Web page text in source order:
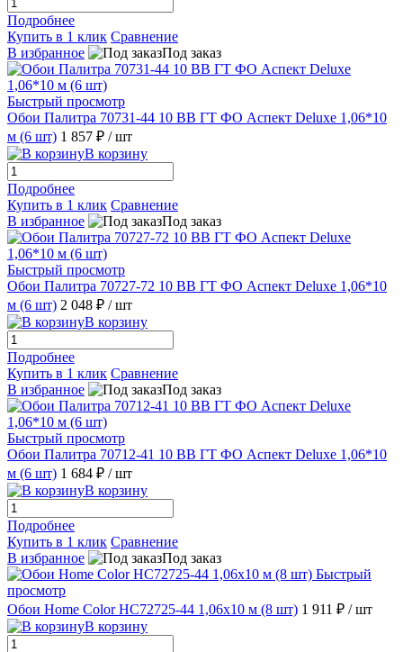
Подробнее
Купить в 1 клик Сравнение
В избранное
Под заказ
Быстрый просмотр
Обои Палитра 70731-44 10 ВВ ГТ ФО Аспект Deluxe 1,06*10
м (6 шт) 1 857 ₽ / шт
В корзину
Подробнее
Купить в 1 клик Сравнение
В избранное
Под заказ
Быстрый просмотр
Обои Палитра 70727-72 10 ВВ ГТ ФО Аспект Deluxe 1,06*10
м (6 шт) 2 048 ₽ / шт
В корзину
Подробнее
Купить в 1 клик Сравнение
В избранное
Под заказ
Быстрый просмотр
Обои Палитра 70712-41 10 ВВ ГТ ФО Аспект Deluxe 1,06*10
м (6 шт) 1 684 ₽ / шт
В корзину
Подробнее
Купить в 1 клик Сравнение
В избранное
Под заказ
Быстрый
просмотр
Обои Home Color HC72725-44 1,06х10 м (8 шт) 1 911 ₽ / шт
В корзину